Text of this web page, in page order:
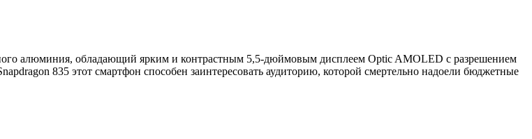
алюминия, обладающий ярким и контрастным 5,5-дюймовым дисплеем Optic AMOLED с разрешением
835 этот смартфон способен заинтересовать аудиторию, которой смертельно надоели бюджетные